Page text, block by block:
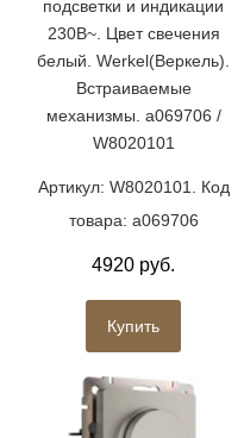
подсветки и индикации
230В~. Цвет свечения
белый. Werkel(Веркель).
Встраиваемые
механизмы. a069706 /
W8020101
Артикул: W8020101. Код
товара: a069706
4920 руб.
Купить